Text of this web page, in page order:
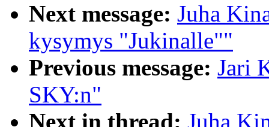
Next message: Juha
kysymys "Jukinalle""
Previous message: Jari
SKY:n"
Next in thread: Juha